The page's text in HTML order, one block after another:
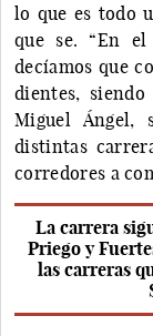
lo que es todo
que se. “En
decíamos que
dientes,
Miguel Ángel,
distintas
corredores a
La carrera
Priego y
las carreras